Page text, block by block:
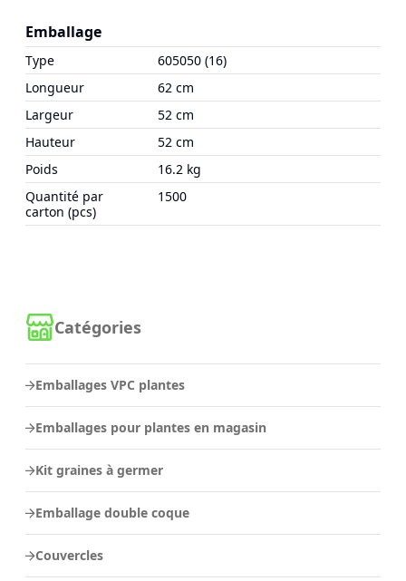
Catégories
Emballages VPC plantes
Emballages pour plantes en magasin
Kit graines à germer
Emballage double coque
Couvercles
Emballage
Type
605050 (16)
Longueur
62 cm
Largeur
52 cm
Hauteur
52 cm
Poids
16.2 kg
Quantité par
carton (pcs)
1500